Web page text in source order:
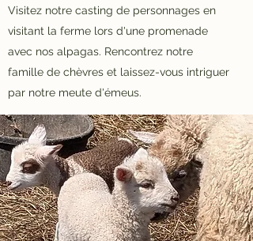
Visitez notre casting de personnages en
visitant la ferme lors d'une promenade
avec nos alpagas. Rencontrez notre
famille de chèvres et laissez-vous intriguer
par notre meute d'émeus.